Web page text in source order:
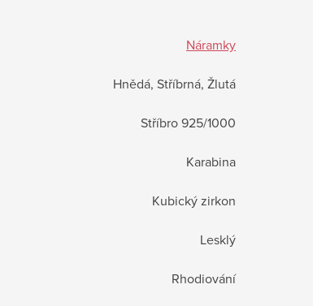
Náramky
Hnědá, Stříbrná, Žlutá
Stříbro 925/1000
Karabina
Kubický zirkon
Lesklý
Rhodiování